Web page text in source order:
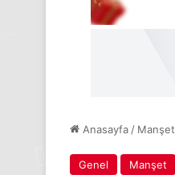
Anasayfa/ Manşet
Genel Manşet